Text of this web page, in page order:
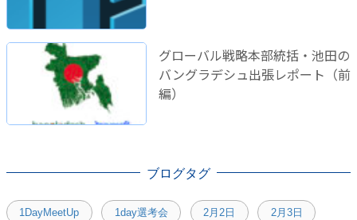
グローバル戦略本部統括・池田の
バングラデシュ出張レポート（前
編）
ブログタグ
1DayMeetUp 1day選考会 2月2日 2月3日